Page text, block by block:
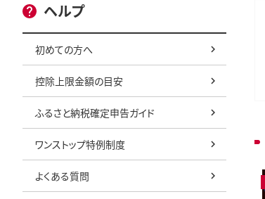
ヘルプ
初めての方へ
控除上限金額の目安
ふるさと納税確定申告ガイド
ワンストップ特例制度
よくある質問